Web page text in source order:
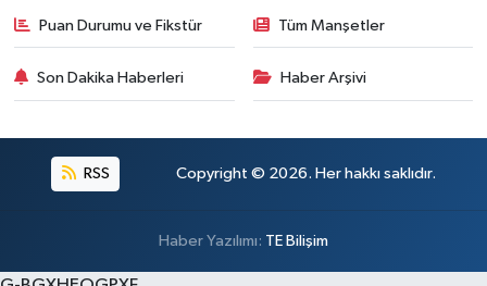
Puan Durumu ve Fikstür Tüm Manşetler
Son Dakika Haberleri Haber Arşivi
RSS Copyright © 2026. Her hakkı saklıdır.
Haber Yazılımı: TE Bilişim